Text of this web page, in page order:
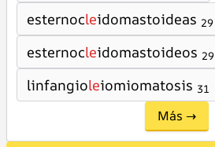
esternocleidomastoideas 29
esternocleidomastoideos 29
linfangioleiomiomatosis 31
Más →